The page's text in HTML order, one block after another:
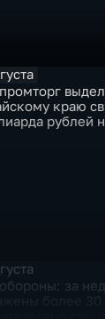
краю
рублей
за